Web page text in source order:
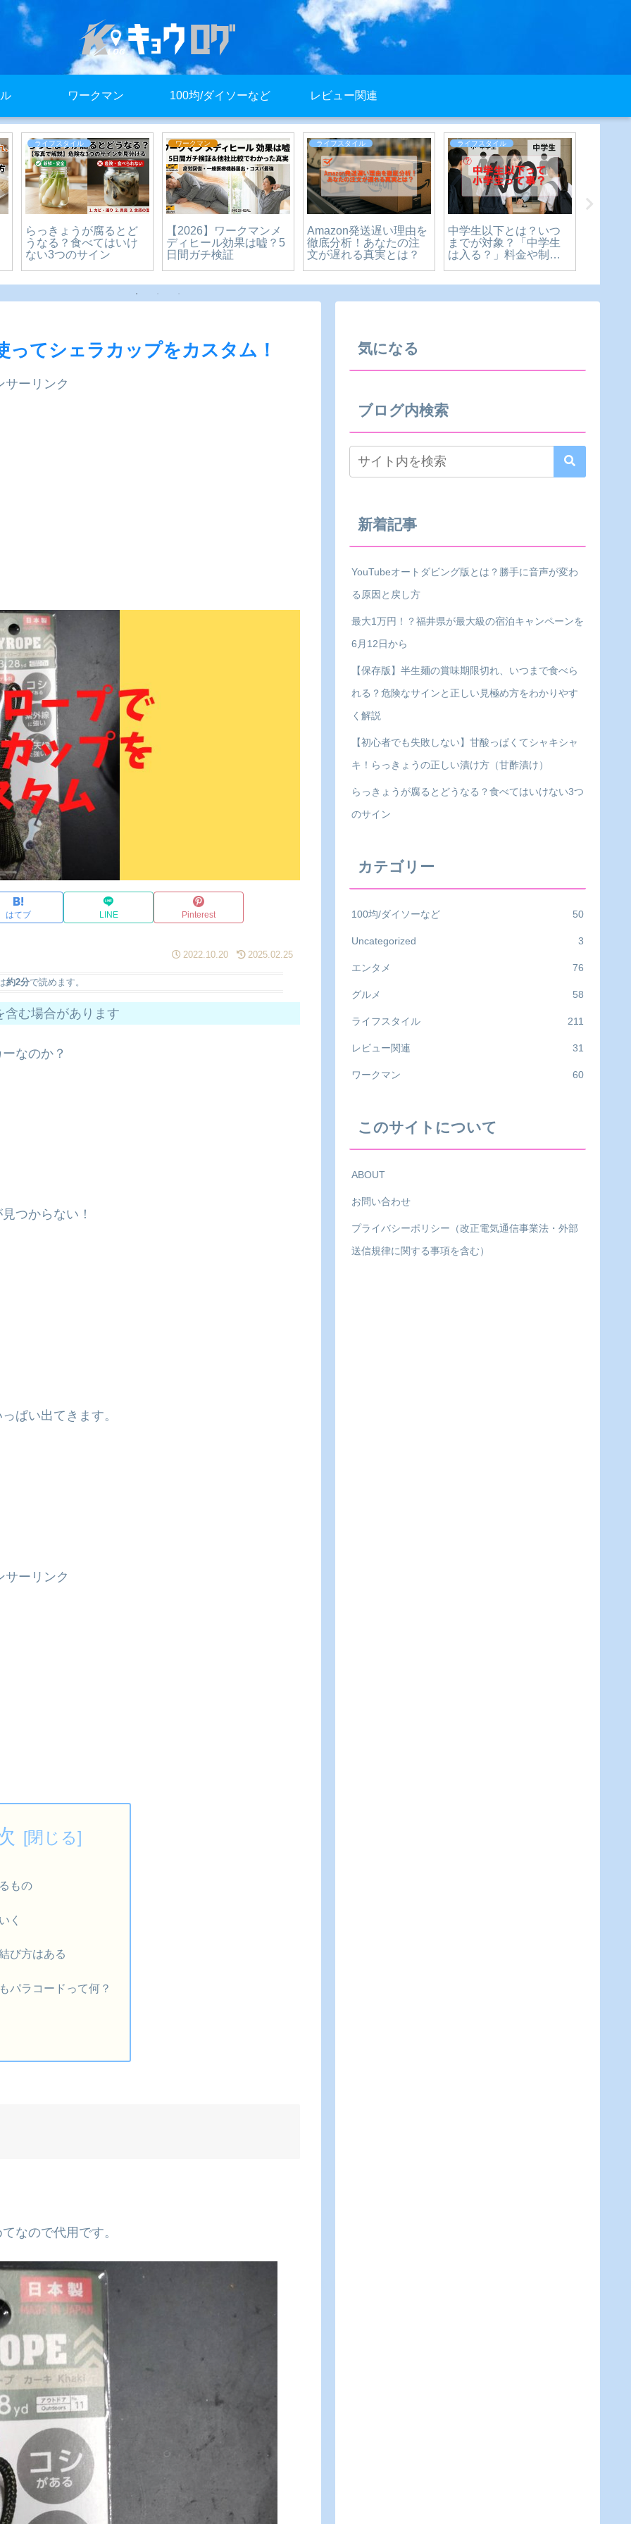
ワークマン 100均/ダイソーなど レビュー関連
ライフスタイル
decoチョコボールチェ
ーンどこに売ってる？
販売店まとめ
ライフスタイル
【保存版】りんごのお
弁当持って行き方｜変
色せず鮮度キープの簡
ライフスタイル
お見舞い金のお札の向
きとマナー｜正しい入
れ方を解説
ライフスタイル
バブルーン販売休止の
ウワサは本当？バブル
ーンの真相を徹底解
てシェラカップをカスタム！
サーリンク
はてブ LINE Pinterest
2022.10.20 2025.02.25
約2分で読めます。
含む場合があります
なのか？
つからない！
ぱい出てきます。
サーリンク
もの
く
び方はある
パラコードって何？
なので代用です。
気になる
ブログ内検索
新着記事
YouTubeオートダビング版とは？勝手に音声が変わ
る原因と戻し方
最大1万円！？福井県が最大級の宿泊キャンペーンを
6月12日から
【保存版】半生麺の賞味期限切れ、いつまで食べら
れる？危険なサインと正しい見極め方をわかりやす
く解説
【初心者でも失敗しない】甘酸っぱくてシャキシャ
キ！らっきょうの正しい漬け方（甘酢漬け）
らっきょうが腐るとどうなる？食べてはいけない3つ
のサイン
カテゴリー
100均/ダイソーなど 50
Uncategorized 3
エンタメ 76
グルメ 58
ライフスタイル 211
レビュー関連 31
ワークマン 60
このサイトについて
ABOUT
お問い合わせ
プライバシーポリシー（改正電気通信事業法・外部
送信規律に関する事項を含む）